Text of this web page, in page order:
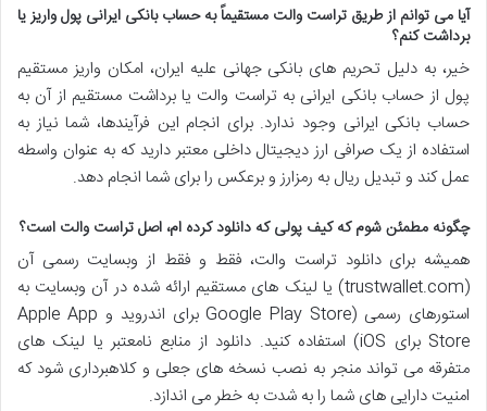
آیا می توانم از طریق تراست والت مستقیماً به حساب بانکی ایرانی پول واریز یا
برداشت کنم؟
خیر، به دلیل تحریم های بانکی جهانی علیه ایران، امکان واریز مستقیم
پول از حساب بانکی ایرانی به تراست والت یا برداشت مستقیم از آن به
حساب بانکی ایرانی وجود ندارد. برای انجام این فرآیندها، شما نیاز به
استفاده از یک صرافی ارز دیجیتال داخلی معتبر دارید که به عنوان واسطه
عمل کند و تبدیل ریال به رمزارز و برعکس را برای شما انجام دهد.
چگونه مطمئن شوم که کیف پولی که دانلود کرده ام، اصل تراست والت است؟
همیشه برای دانلود تراست والت، فقط و فقط از وبسایت رسمی آن
(trustwallet.com) یا لینک های مستقیم ارائه شده در آن وبسایت به
استورهای رسمی (Google Play Store برای اندروید و Apple App
Store برای iOS) استفاده کنید. دانلود از منابع نامعتبر یا لینک های
متفرقه می تواند منجر به نصب نسخه های جعلی و کلاهبرداری شود که
امنیت دارایی های شما را به شدت به خطر می اندازد.